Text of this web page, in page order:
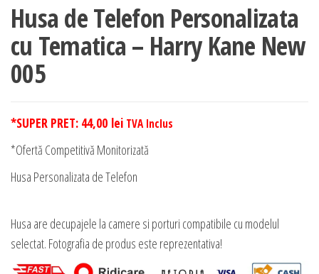
Husa de Telefon Personalizata
cu Tematica – Harry Kane New
005
*SUPER PRET: 44,00 lei TVA Inclus
*Ofertă Competitivă Monitorizată
Husa Personalizata de Telefon
Husa are decupajele la camere si porturi compatibile cu modelul
selectat. Fotografia de produs este reprezentativa!